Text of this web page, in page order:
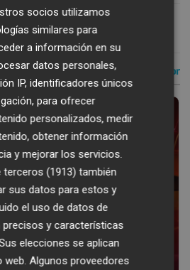
CF
socios utilizamos
similares para
a información en su
datos personales,
IP, identificadores únicos
para ofrecer
personalizados, medir
obtener información
y mejorar los servicios.
terceros (1913) también
sus datos para estos y
el uso de datos de
y características
elecciones se aplican
Algunos proveedores